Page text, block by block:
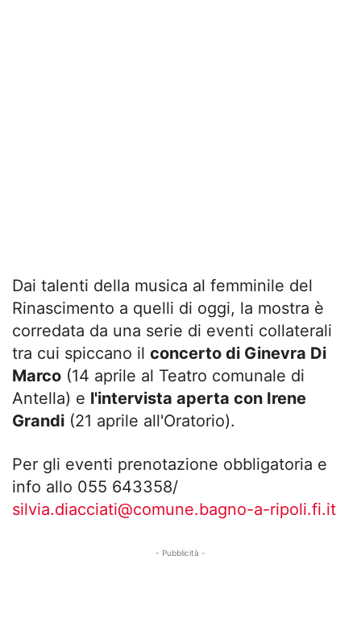
Dai talenti della musica al femminile del
Rinascimento a quelli di oggi, la mostra è
corredata da una serie di eventi collaterali
tra cui spiccano il concerto di Ginevra Di
Marco (14 aprile al Teatro comunale di
Antella) e l'intervista aperta con Irene
Grandi (21 aprile all'Oratorio).
Per gli eventi prenotazione obbligatoria e
info allo 055 643358/
silvia.diacciati@comune.bagno-a-ripoli.fi.it
- Pubblicità -